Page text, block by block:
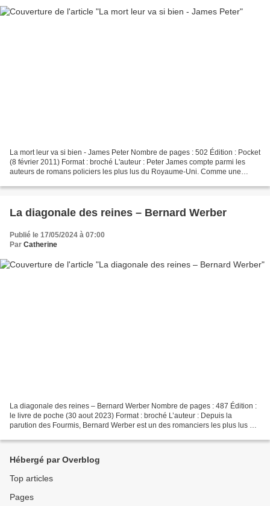
La mort leur va si bien - James Peter Nombre de pages : 502 Édition : Pocket
(8 février 2011) Format : broché L'auteur : Peter James compte parmi les
auteurs de romans policiers les plus lus du Royaume-Uni. Comme une
La diagonale des reines – Bernard Werber
Publié le 17/05/2024 à 07:00
Par Catherine
La diagonale des reines – Bernard Werber Nombre de pages : 487 Édition :
le livre de poche (30 aout 2023) Format : broché L’auteur : Depuis la
parution des Fourmis, Bernard Werber est un des romanciers les plus lus en
Hébergé par Overblog
Top articles
Pages